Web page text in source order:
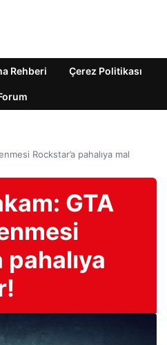
Rehberi Çerez Politikası
Rockstar’a pahalıya mal
GTA
pahalıya